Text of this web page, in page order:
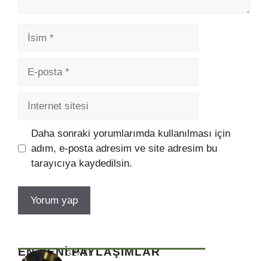
İsim
posta
İnternet
Daha sonraki yorumlarımda kullanılması için
adım, e-posta adresim ve site adresim bu
tarayıcıya kaydedilsin.
EN YENİ PAYLAŞIMLAR
GENEL